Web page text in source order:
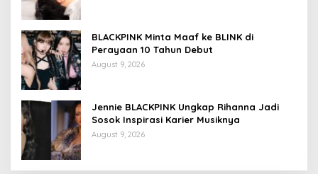
BLACKPINK Minta Maaf ke BLINK di
Perayaan 10 Tahun Debut
August 9, 2026
Jennie BLACKPINK Ungkap Rihanna Jadi
Sosok Inspirasi Karier Musiknya
August 9, 2026